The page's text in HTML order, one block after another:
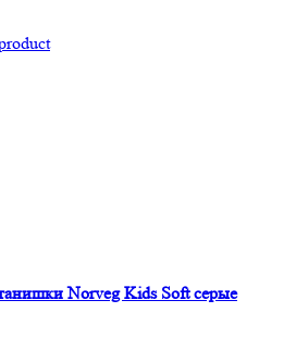
Norveg Kids Soft серые